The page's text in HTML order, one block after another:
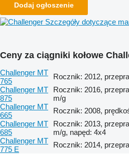
Dodaj ogłoszenie
Szczegóły dotyczące
Ceny za ciągniki kołowe
Challenger MT
765
Rocznik: 2012,
Challenger MT
875
Rocznik: 2016,
m/g
Challenger MT
665
Rocznik: 2008,
Challenger MT
685
Rocznik: 2013,
m/g, napęd: 4x4
Challenger MT
775 E
Rocznik: 2014,